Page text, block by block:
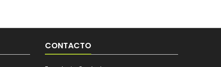
CONTACTO